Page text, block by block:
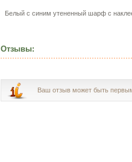
Белый с синим утененный шарф с
Отзывы:
Ваш отзыв может быть